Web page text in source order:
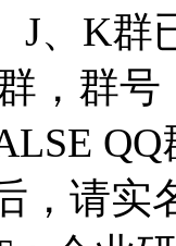
J、K
，群号
，请实